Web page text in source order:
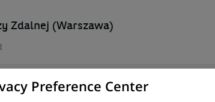
Zdalnej (Warszawa)
Preference Center